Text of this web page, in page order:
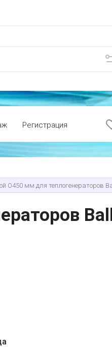
Регистрация
O450 мм для теплогенераторов